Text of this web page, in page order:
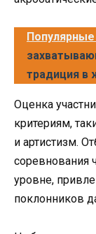
традиция в
Оценка
критериям,
и артистизм.
соревнования
уровне,
поклонников